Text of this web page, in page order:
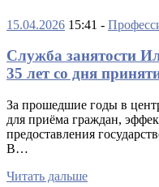
15.04.2026 15:41 -
Служба занятости
35 лет со дня
За прошедшие годы в
для приёма граждан,
предоставления
В…
Читать дальше